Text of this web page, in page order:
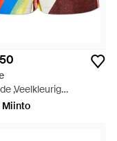
,Veelkleurig
Bedrukte
Miinto